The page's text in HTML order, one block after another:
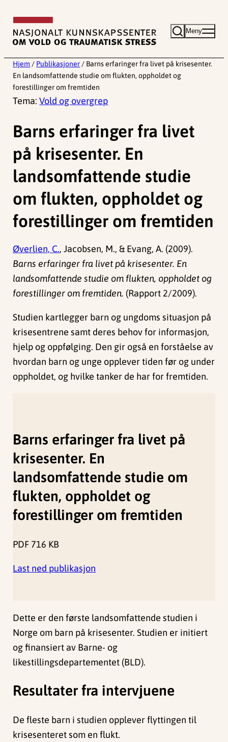
innhold
Meny
Hjem / Publikasjoner / Barns erfaringer fra livet på krisesenter.
En landsomfattende studie om flukten, oppholdet og
forestillinger om fremtiden
Tema:Vold og overgrep
Barns erfaringer fra livet
på krisesenter. En
landsomfattende studie
om flukten, oppholdet og
forestillinger om fremtiden
Øverlien, C., Jacobsen, M., & Evang, A. (2009).
Barns erfaringer fra livet på krisesenter. En
landsomfattende studie om flukten, oppholdet og
forestillinger om fremtiden. (Rapport 2/2009).
Studien kartlegger barn og ungdoms situasjon på
krisesentrene samt deres behov for informasjon,
hjelp og oppfølging. Den gir også en forståelse av
hvordan barn og unge opplever tiden før og under
oppholdet, og hvilke tanker de har for fremtiden.
Barns erfaringer fra livet på
krisesenter. En
landsomfattende studie om
flukten, oppholdet og
forestillinger om fremtiden
PDF 716 KB
Last ned publikasjon
Dette er den første landsomfattende studien i
Norge om barn på krisesenter. Studien er initiert
og finansiert av Barne- og
likestillingsdepartementet (BLD).
Resultater fra intervjuene
De fleste barn i studien opplever flyttingen til
krisesenteret som en flukt.